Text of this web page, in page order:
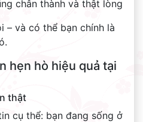
chân thành và thật lòng
– và có thể bạn chính là
hẹn hò hiệu quả tại
thật
cụ thể: bạn đang sống ở